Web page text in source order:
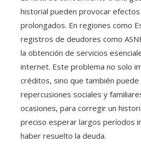
historial pueden provocar
prolongados. En regiones como
registros de deudores como
la obtención de servicios
internet. Este problema no solo
créditos, sino que también
repercusiones sociales y
ocasiones, para corregir un
preciso esperar largos períodos
haber resuelto la deuda.